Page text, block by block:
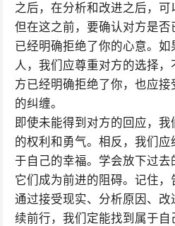
之后，在分析和改进之后，可
但在这之前，要确认对方是
已经明确拒绝了你的心意。
人，我们应尊重对方的选择
方已经明确拒绝了你，也应
的纠缠。
即使未能得到对方的回应，
的权利和勇气。相反，我们
于自己的幸福。学会放下过
它们成为前进的阻碍。记住，
通过接受现实、分析原因、
续前行，我们定能找到属于自